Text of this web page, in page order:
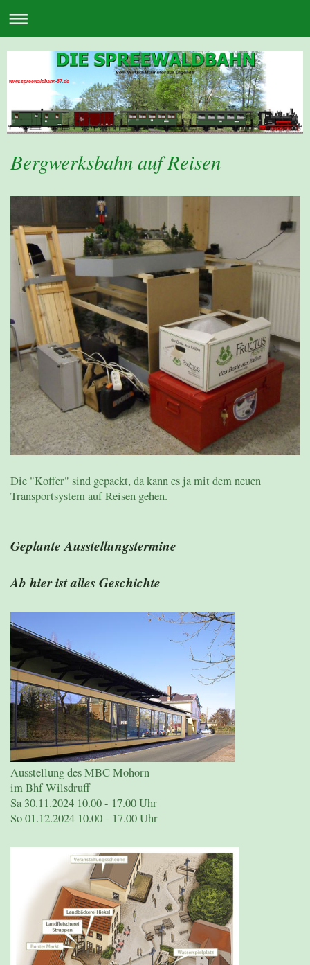
www.spreewaldbahn-87.de
Bergwerksbahn auf Reisen
Die "Koffer" sind gepackt, da kann es ja mit dem neuen
Transportsystem auf Reisen gehen.
Geplante Ausstellungstermine
Ab hier ist alles Geschichte
Ausstellung des MBC Mohorn
im Bhf Wilsdruff
Sa 30.11.2024 10.00 - 17.00 Uhr
So 01.12.2024 10.00 - 17.00 Uhr